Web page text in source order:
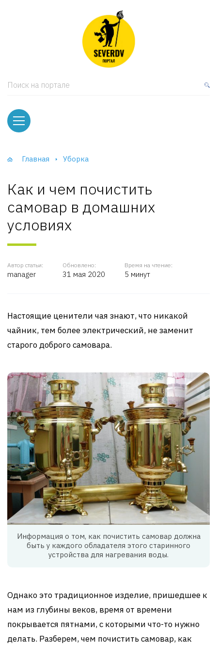
Поиск на портале
Главная Уборка
Как и чем почистить
самовар в домашних
условиях
Автор статьи:
manager
Обновлено:
31 мая 2020
Время на чтение:
5 минут
Настоящие ценители чая знают, что никакой
чайник, тем более электрический, не заменит
старого доброго самовара.
Информация о том, как почистить самовар должна
быть у каждого обладателя этого старинного
устройства для нагревания воды.
Однако это традиционное изделие, пришедшее к
нам из глубины веков, время от времени
покрывается пятнами, с которыми что-то нужно
делать. Разберем, чем почистить самовар, как
и тумбы